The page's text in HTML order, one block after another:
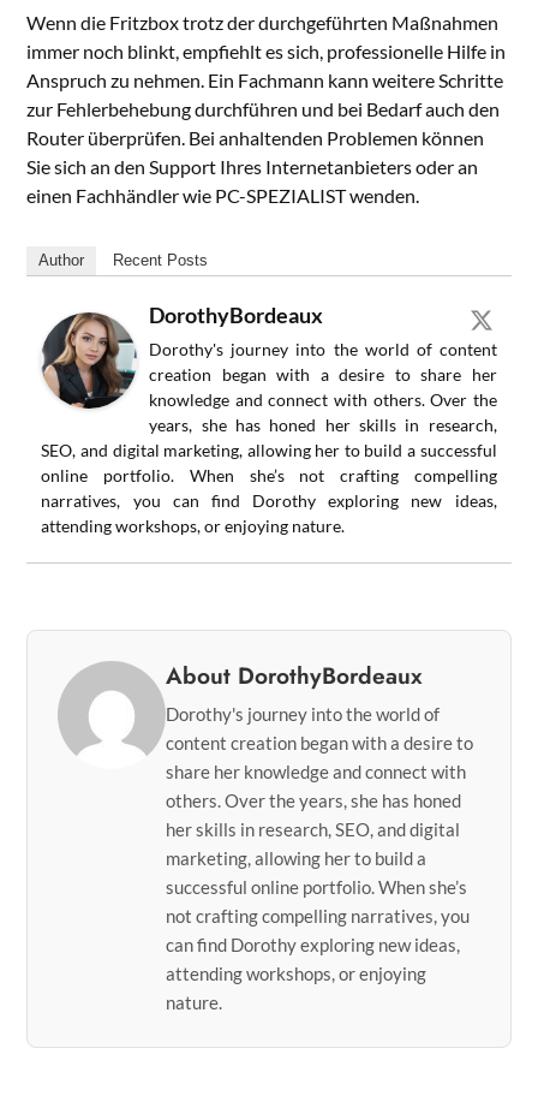
Wenn die Fritzbox trotz der durchgeführten Maßnahmen
immer noch blinkt, empfiehlt es sich, professionelle Hilfe in
Anspruch zu nehmen. Ein Fachmann kann weitere Schritte
zur Fehlerbehebung durchführen und bei Bedarf auch den
Router überprüfen. Bei anhaltenden Problemen können
Sie sich an den Support Ihres Internetanbieters oder an
einen Fachhändler wie PC-SPEZIALIST wenden.
Author Recent Posts
DorothyBordeaux
Dorothy's journey into the world of content
creation began with a desire to share her
knowledge and connect with others. Over the
years, she has honed her skills in research,
SEO, and digital marketing, allowing her to build a successful
online portfolio. When she’s not crafting compelling
narratives, you can find Dorothy exploring new ideas,
attending workshops, or enjoying nature.
About DorothyBordeaux
Dorothy's journey into the world of
content creation began with a desire to
share her knowledge and connect with
others. Over the years, she has honed
her skills in research, SEO, and digital
marketing, allowing her to build a
successful online portfolio. When she’s
not crafting compelling narratives, you
can find Dorothy exploring new ideas,
attending workshops, or enjoying
nature.